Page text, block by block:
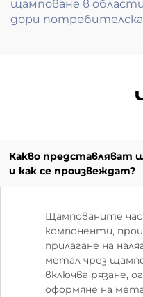
щамповане в
дори
Какво представляват
и как се произвеждат?
Щампованите
компоненти,
прилагане на
метал чрез
включва рязане,
оформяне на